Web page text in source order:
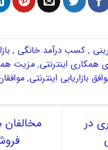
, کسب درآمد خانگی ,
همکاری اینترنتی, مزیت
بازاریابی اینترنتی,
در